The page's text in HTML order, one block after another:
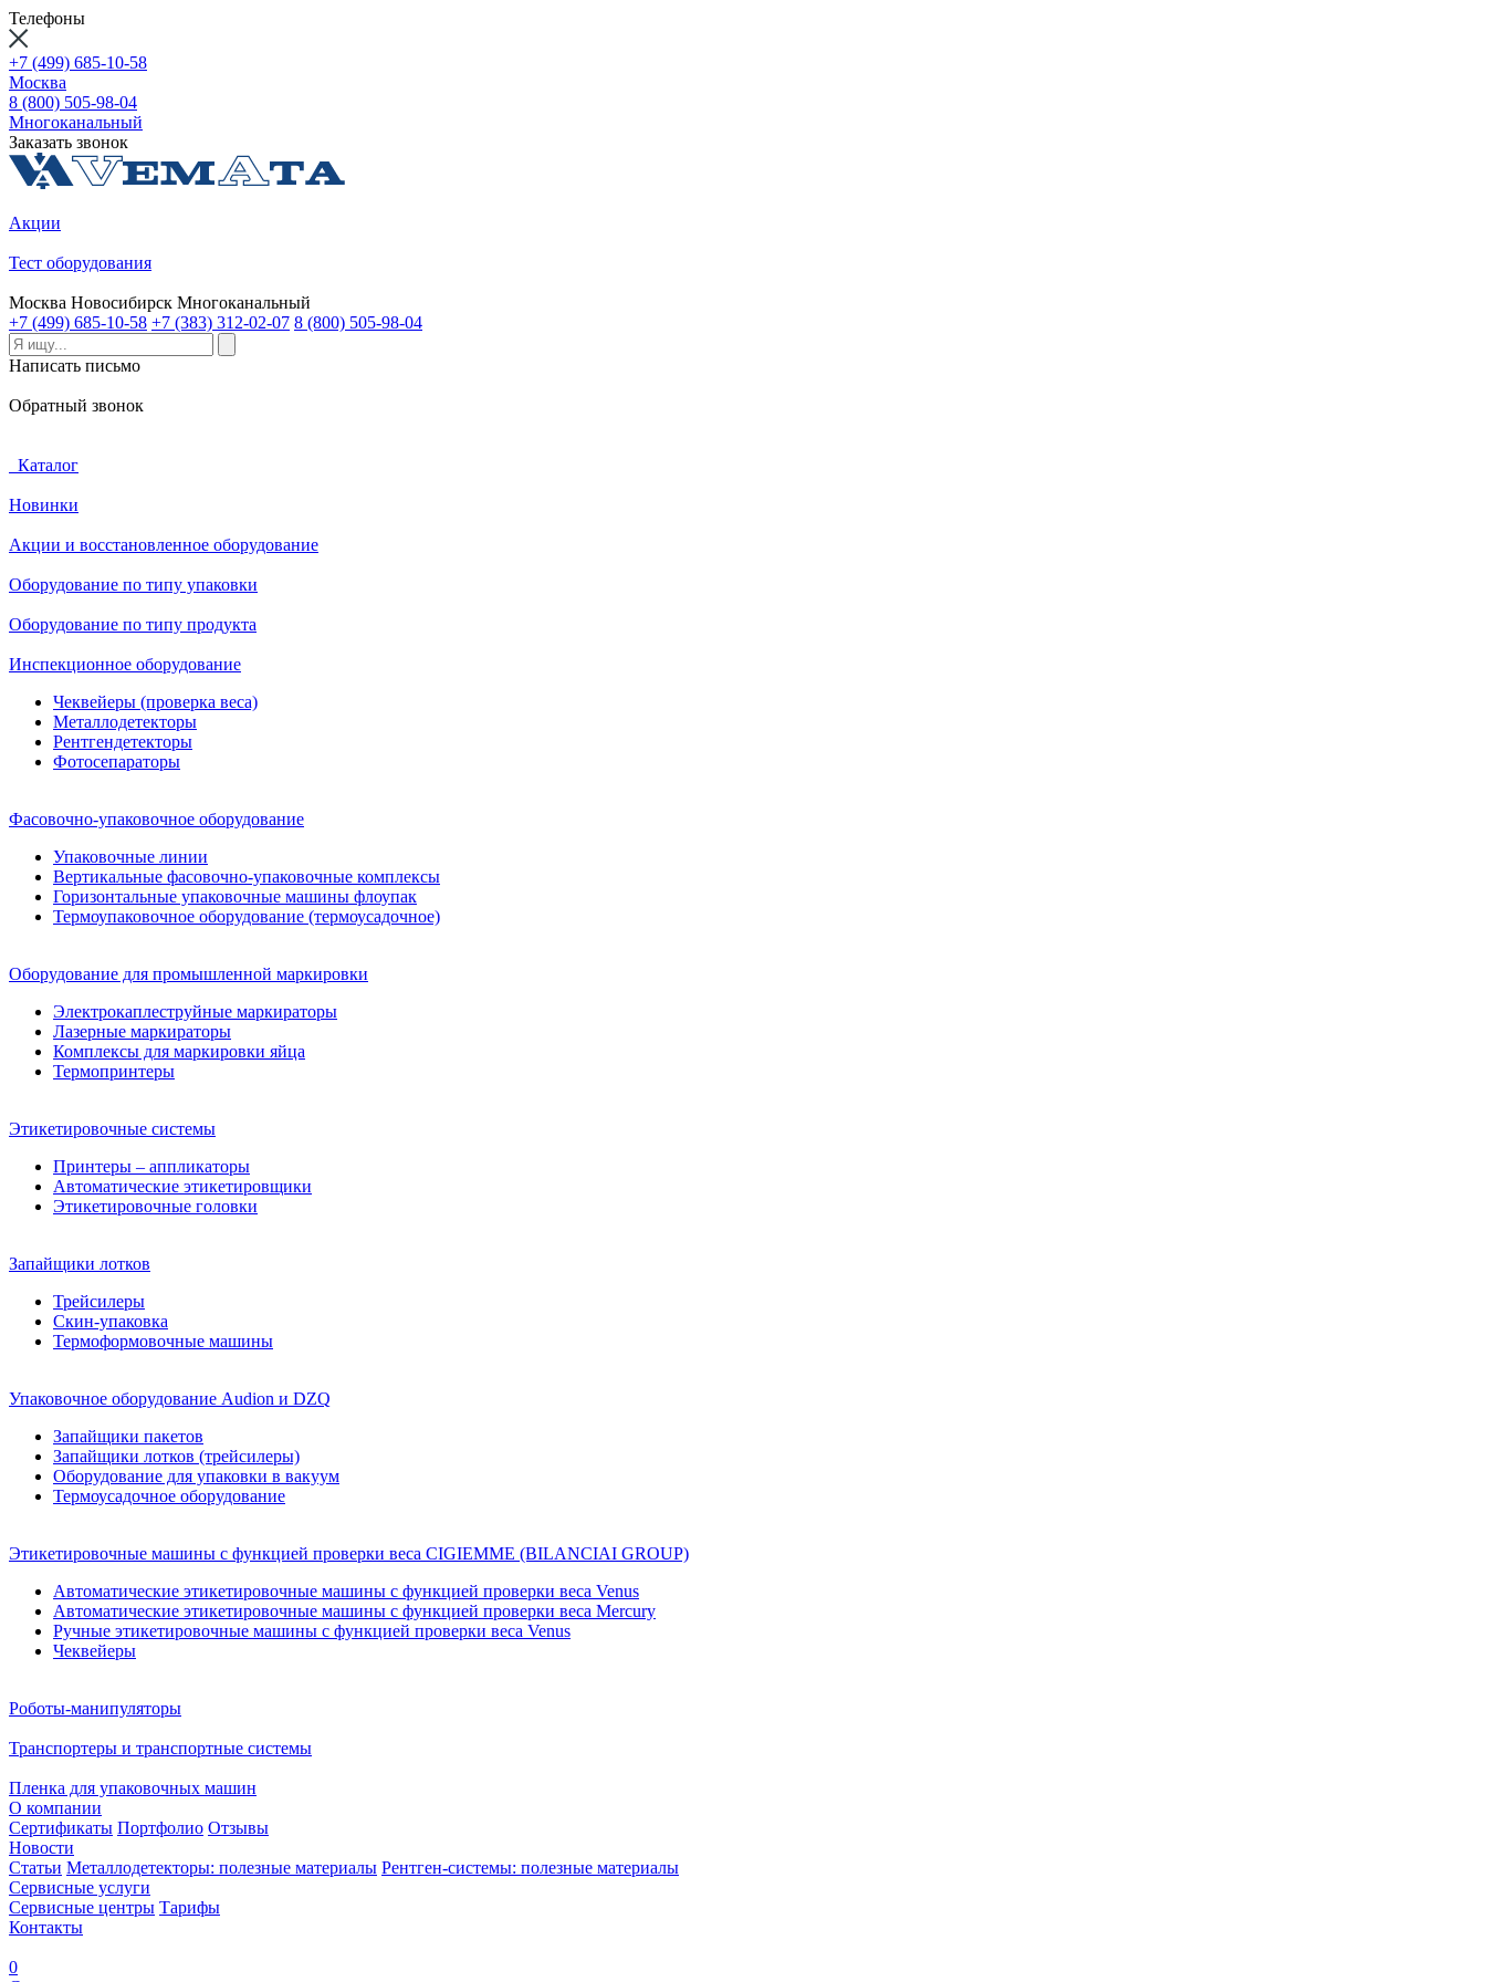
Телефоны
+7 (499) 685-10-58
Москва
8 (800) 505-98-04
Многоканальный
Заказать звонок
Акции
Тест оборудования
Москва Новосибирск Многоканальный
+7 (499) 685-10-58 +7 (383) 312-02-07 8 (800) 505-98-04
Написать письмо
Обратный звонок
Каталог
Новинки
Акции и восстановленное оборудование
Оборудование по типу упаковки
Оборудование по типу продукта
Инспекционное оборудование
Чеквейеры (проверка веса)
Металлодетекторы
Рентгендетекторы
Фотосепараторы
Фасовочно-упаковочное оборудование
Упаковочные линии
Вертикальные фасовочно-упаковочные комплексы
Горизонтальные упаковочные машины флоупак
Термоупаковочное оборудование (термоусадочное)
Оборудование для промышленной маркировки
Электрокаплеструйные маркираторы
Лазерные маркираторы
Комплексы для маркировки яйца
Термопринтеры
Этикетировочные системы
Принтеры – аппликаторы
Автоматические этикетировщики
Этикетировочные головки
Запайщики лотков
Трейсилеры
Скин-упаковка
Термоформовочные машины
Упаковочное оборудование Audion и DZQ
Запайщики пакетов
Запайщики лотков (трейсилеры)
Оборудование для упаковки в вакуум
Термоусадочное оборудование
Этикетировочные машины с функцией проверки веса CIGIEMME (BILANCIAI GROUP)
Автоматические этикетировочные машины с функцией проверки веса Venus
Автоматические этикетировочные машины с функцией проверки веса Mercury
Ручные этикетировочные машины с функцией проверки веса Venus
Чеквейеры
Роботы-манипуляторы
Транспортеры и транспортные системы
Пленка для упаковочных машин
О компании
Сертификаты Портфолио Отзывы
Новости
Статьи Металлодетекторы: полезные материалы Рентген-системы: полезные материалы
Сервисные услуги
Сервисные центры Тарифы
Контакты
0